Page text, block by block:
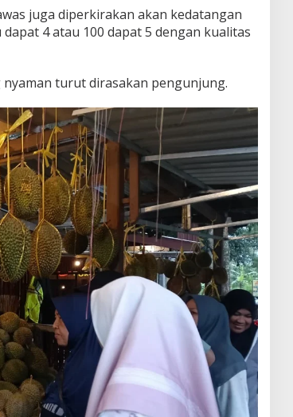
juga diperkirakan akan kedatangan
4 atau 100 dapat 5 dengan kualitas
turut dirasakan pengunjung.